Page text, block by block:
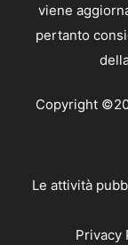
viene
pertanto
Copyright
Le attività
Privacy